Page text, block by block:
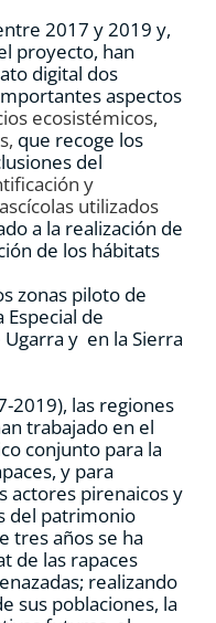
2017 y 2019 y,
proyecto, han
digital dos
aspectos
ecosistémicos,
que recoge los
del
y
utilizados
a la realización de
de los hábitats
zonas piloto de
de
Ugarra y en la Sierra
2019), las regiones
trabajado en el
conjunto para la
y para
actores pirenaicos y
del patrimonio
tres años se ha
de las rapaces
realizando
sus poblaciones, la